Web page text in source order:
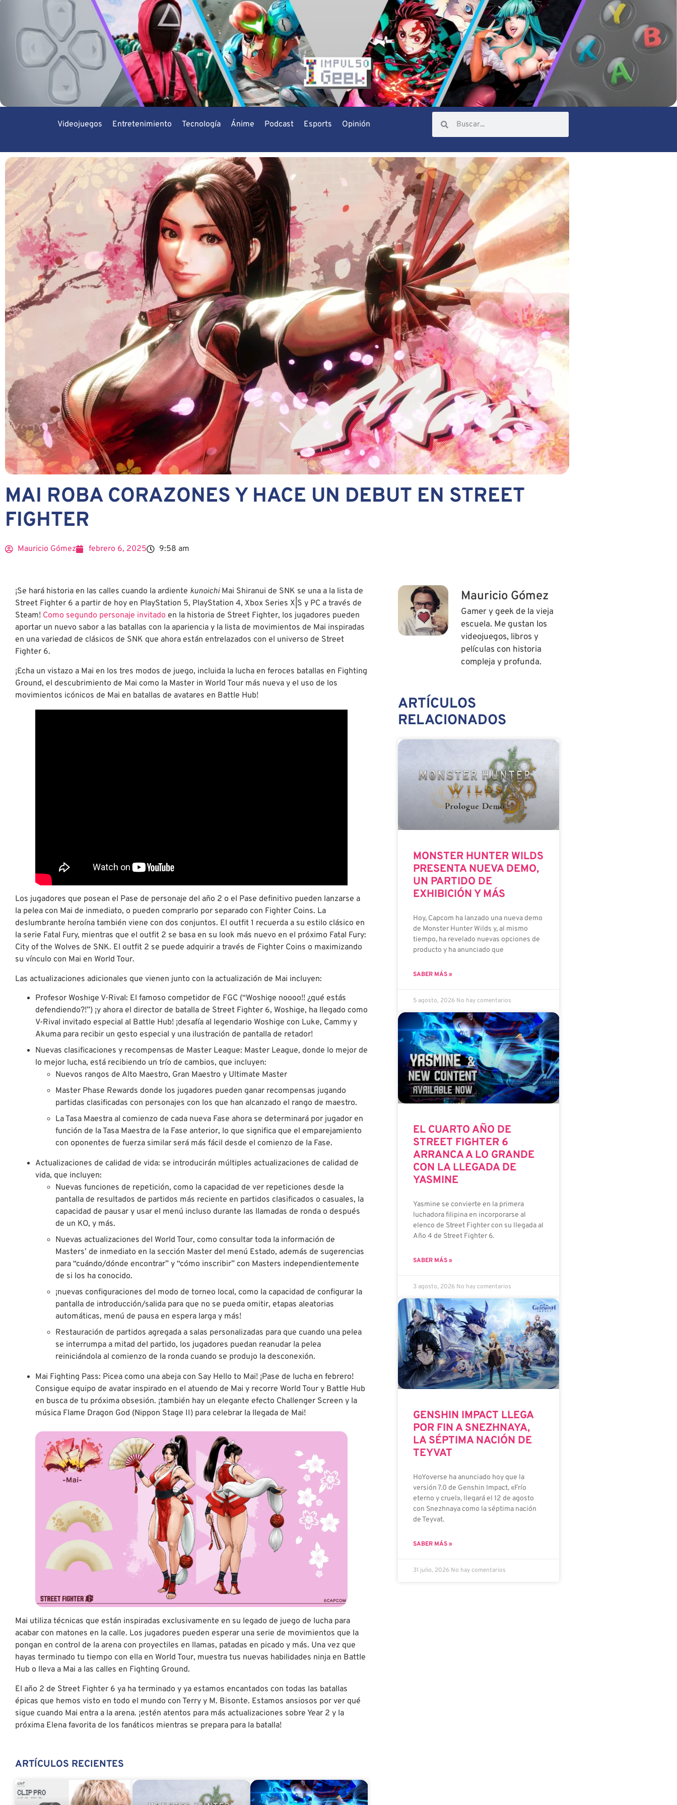
Videojuegos Entretenimiento Tecnología Ánime Podcast Esports Opinión
MAI ROBA CORAZONES Y HACE UN DEBUT EN STREET
FIGHTER
Mauricio Gómez febrero 6, 2025 9:58 am
¡Se hará historia en las calles cuando la ardiente kunoichiMai Shiranui de SNK se una a la lista de
Street Fighter 6 a partir de hoy en PlayStation 5, PlayStation 4, Xbox Series X|S y PC a través de
Steam! Como segundo personaje invitado en la historia de Street Fighter, los jugadores pueden
aportar un nuevo sabor a las batallas con la apariencia y la lista de movimientos de Mai inspiradas
en una variedad de clásicos de SNK que ahora están entrelazados con el universo de Street
Fighter 6.
¡Echa un vistazo a Mai en los tres modos de juego, incluida la lucha en feroces batallas en Fighting
Ground, el descubrimiento de Mai como la Master in World Tour más nueva y el uso de los
movimientos icónicos de Mai en batallas de avatares en Battle Hub!
Los jugadores que posean el Pase de personaje del año 2 o el Pase definitivo pueden lanzarse a
la pelea con Mai de inmediato, o pueden comprarlo por separado con Fighter Coins. La
deslumbrante heroína también viene con dos conjuntos. El outfit 1 recuerda a su estilo clásico en
la serie Fatal Fury, mientras que el outfit 2 se basa en su look más nuevo en el próximo Fatal Fury:
City of the Wolves de SNK. El outfit 2 se puede adquirir a través de Fighter Coins o maximizando
su vínculo con Mai en World Tour.
Las actualizaciones adicionales que vienen junto con la actualización de Mai incluyen:
Profesor Woshige V-Rival: El famoso competidor de FGC (“Woshige noooo!! ¿qué estás
defendiendo?!”) ¡y ahora el director de batalla de Street Fighter 6, Woshige, ha llegado como
V-Rival invitado especial al Battle Hub! ¡desafía al legendario Woshige con Luke, Cammy y
Akuma para recibir un gesto especial y una ilustración de pantalla de retador!
Nuevas clasificaciones y recompensas de Master League: Master League, donde lo mejor de
lo mejor lucha, está recibiendo un trío de cambios, que incluyen:
Nuevos rangos de Alto Maestro, Gran Maestro y Ultimate Master
Master Phase Rewards donde los jugadores pueden ganar recompensas jugando
partidas clasificadas con personajes con los que han alcanzado el rango de maestro.
La Tasa Maestra al comienzo de cada nueva Fase ahora se determinará por jugador en
función de la Tasa Maestra de la Fase anterior, lo que significa que el emparejamiento
con oponentes de fuerza similar será más fácil desde el comienzo de la Fase.
Actualizaciones de calidad de vida: se introducirán múltiples actualizaciones de calidad de
vida, que incluyen:
Nuevas funciones de repetición, como la capacidad de ver repeticiones desde la
pantalla de resultados de partidos más reciente en partidos clasificados o casuales, la
capacidad de pausar y usar el menú incluso durante las llamadas de ronda o después
de un KO, y más.
Nuevas actualizaciones del World Tour, como consultar toda la información de
Masters’ de inmediato en la sección Master del menú Estado, además de sugerencias
para “cuándo/dónde encontrar” y “cómo inscribir” con Masters independientemente
de si los ha conocido.
¡nuevas configuraciones del modo de torneo local, como la capacidad de configurar la
pantalla de introducción/salida para que no se pueda omitir, etapas aleatorias
automáticas, menú de pausa en espera larga y más!
Restauración de partidos agregada a salas personalizadas para que cuando una pelea
se interrumpa a mitad del partido, los jugadores puedan reanudar la pelea
reiniciándola al comienzo de la ronda cuando se produjo la desconexión.
Mai Fighting Pass: Picea como una abeja con Say Hello to Mai! ¡Pase de lucha en febrero!
Consigue equipo de avatar inspirado en el atuendo de Mai y recorre World Tour y Battle Hub
en busca de tu próxima obsesión. ¡también hay un elegante efecto Challenger Screen y la
música Flame Dragon God (Nippon Stage II) para celebrar la llegada de Mai!
Mai utiliza técnicas que están inspiradas exclusivamente en su legado de juego de lucha para
acabar con matones en la calle. Los jugadores pueden esperar una serie de movimientos que la
pongan en control de la arena con proyectiles en llamas, patadas en picado y más. Una vez que
hayas terminado tu tiempo con ella en World Tour, muestra tus nuevas habilidades ninja en Battle
Hub o lleva a Mai a las calles en Fighting Ground.
El año 2 de Street Fighter 6 ya ha terminado y ya estamos encantados con todas las batallas
épicas que hemos visto en todo el mundo con Terry y M. Bisonte. Estamos ansiosos por ver qué
sigue cuando Mai entra a la arena. ¡estén atentos para más actualizaciones sobre Year 2 y la
próxima Elena favorita de los fanáticos mientras se prepara para la batalla!
ARTÍCULOS RECIENTES
Mauricio Gómez
Gamer y geek de la vieja
escuela. Me gustan los
videojuegos, libros y
películas con historia
compleja y profunda.
ARTÍCULOS
RELACIONADOS
MONSTER HUNTER WILDS
PRESENTA NUEVA DEMO,
UN PARTIDO DE
EXHIBICIÓN Y MÁS
Hoy, Capcom ha lanzado una nueva demo
de Monster Hunter Wilds y, al mismo
tiempo, ha revelado nuevas opciones de
producto y ha anunciado que
SABER MÁS »
5 agosto, 2026 No hay comentarios
EL CUARTO AÑO DE
STREET FIGHTER 6
ARRANCA A LO GRANDE
CON LA LLEGADA DE
YASMINE
Yasmine se convierte en la primera
luchadora filipina en incorporarse al
elenco de Street Fighter con su llegada al
Año 4 de Street Fighter 6.
SABER MÁS »
3 agosto, 2026 No hay comentarios
GENSHIN IMPACT LLEGA
POR FIN A SNEZHNAYA,
LA SÉPTIMA NACIÓN DE
TEYVAT
HoYoverse ha anunciado hoy que la
versión 7.0 de Genshin Impact, «Frío
eterno y cruel», llegará el 12 de agosto
con Snezhnaya como la séptima nación
de Teyvat.
SABER MÁS »
31 julio, 2026 No hay comentarios